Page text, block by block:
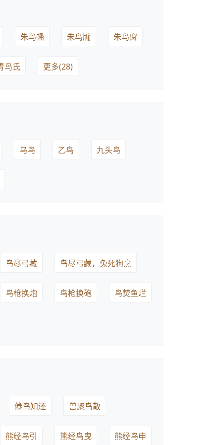
朱鸟幡 朱鸟牖 朱鸟窗
鸟氏 更多(28)
乌鸟 乙鸟 九头鸟
鸟尽弓藏 鸟尽弓藏，兔死狗烹
鸟枪换炮 鸟枪换砲 鸟焚鱼烂
倦鸟知还 兽聚鸟散
熊经鸟引 熊经鸟曳 熊经鸟申